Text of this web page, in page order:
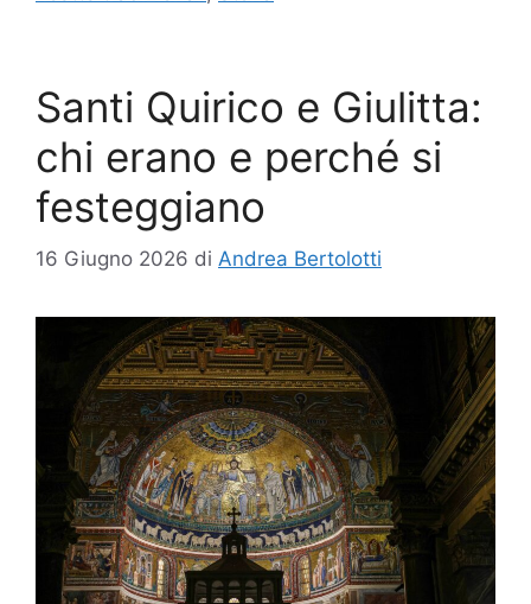
Santi Quirico e Giulitta:
chi erano e perché si
festeggiano
16 Giugno 2026 di Andrea Bertolotti